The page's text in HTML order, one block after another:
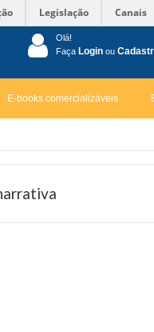
Legislação Canais
Olá!
Faça Login ou
E-books comercializáveis